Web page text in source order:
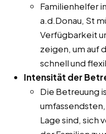
Familienhelfer
a.d.Donau, St
Verfügbarkeit
zeigen, um auf
schnell und
Intensität der
Die Betreuung
Lage sind, sich